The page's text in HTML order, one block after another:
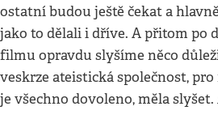
ostatní budou ještě čekat a
jako to dělali i dříve. A přitom po
filmu opravdu slyšíme něco
veskrze ateistická společnost,
je všechno dovoleno, měla